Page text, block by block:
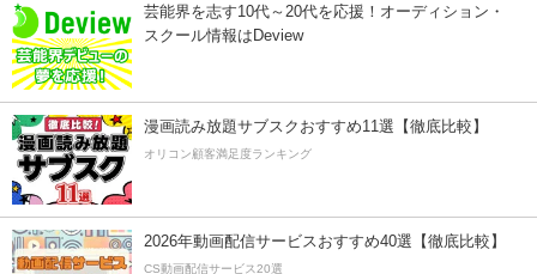
芸能界を志す10代～20代を応援！オーディション・
スクール情報はDeview
漫画読み放題サブスクおすすめ11選【徹底比較】
オリコン顧客満足度ランキング
2026年動画配信サービスおすすめ40選【徹底比較】
CS動画配信サービス20選